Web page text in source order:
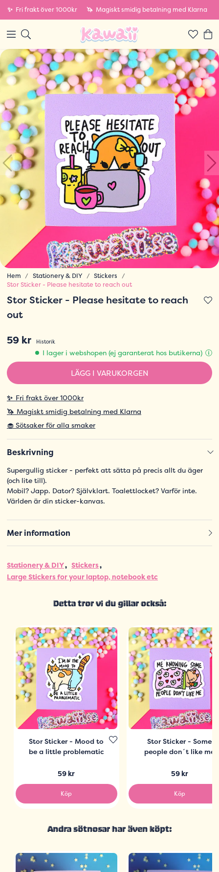
✨ Fri frakt över 1000kr 🦄 Magiskt smidig betalning med Klarna
Hem Stationery & DIY
Stickers
Stor Sticker - Please hesitate to reach out
Stor Sticker - Please hesitate to reach
out
59 kr
Historik
I lager i webshopen (ej garanterat hos butikerna)
LÄGG I VARUKORGEN
✨ Fri frakt över 1000kr
🦄 Magiskt smidig betalning med Klarna
🧁 Sötsaker för alla smaker
Beskrivning
Supergullig sticker - perfekt att sätta på precis allt du äger
(och lite till).
Mobil? Japp. Dator? Självklart. Toalettlocket? Varför inte.
Världen är din sticker-kanvas.
Mer information
Stationery & DIY
Stickers
Large Stickers for your laptop, notebook etc
Detta tror vi du gillar också:
Stor Sticker - Mood to
be a little problematic
59 kr
Köp
Stor Sticker - Some
people don´t like me
59 kr
Köp
Andra sötnosar har även köpt: